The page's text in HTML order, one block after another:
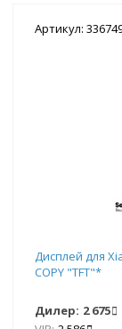
Артикул:
Дисплей для
COPY "TFT"*
Дилер: 2 675